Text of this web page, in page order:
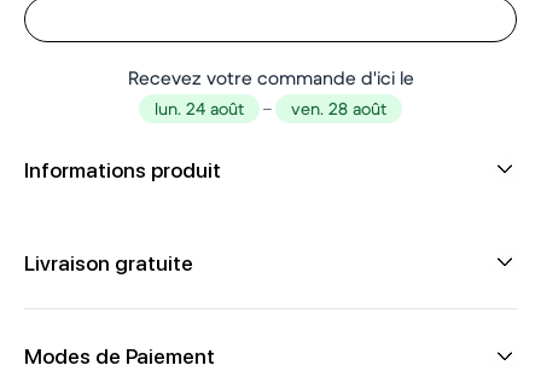
Recevez votre commande d'ici le
lun. 24 août – ven. 28 août
Informations produit
Livraison gratuite
Modes de Paiement